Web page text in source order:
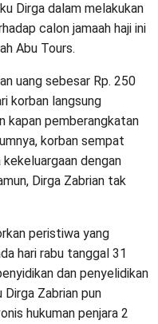
Dirga dalam melakukan
calon jamaah haji ini
Abu Tours.
uang sebesar Rp. 250
korban langsung
kapan pemberangkatan
korban sempat
dengan
Dirga Zabrian tak
peristiwa yang
hari rabu tanggal 31
dan penyelidikan
Dirga Zabrian pun
hukuman penjara 2